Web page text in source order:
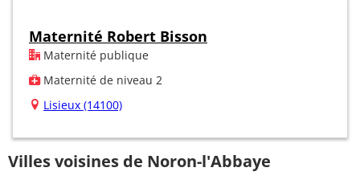
Maternité Robert Bisson
Maternité publique
Maternité de niveau 2
Lisieux (14100)
Villes voisines de Noron-l'Abbaye